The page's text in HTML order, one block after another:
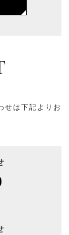
せは下記よりお